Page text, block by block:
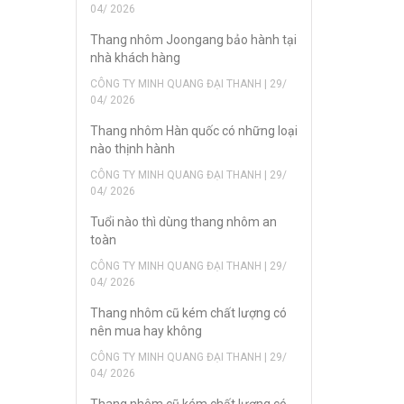
04/ 2026
Thang nhôm Joongang bảo hành tại
nhà khách hàng
CÔNG TY MINH QUANG ĐẠI THANH | 29/
04/ 2026
Thang nhôm Hàn quốc có những loại
nào thịnh hành
CÔNG TY MINH QUANG ĐẠI THANH | 29/
04/ 2026
Tuổi nào thì dùng thang nhôm an
toàn
CÔNG TY MINH QUANG ĐẠI THANH | 29/
04/ 2026
Thang nhôm cũ kém chất lượng có
nên mua hay không
CÔNG TY MINH QUANG ĐẠI THANH | 29/
04/ 2026